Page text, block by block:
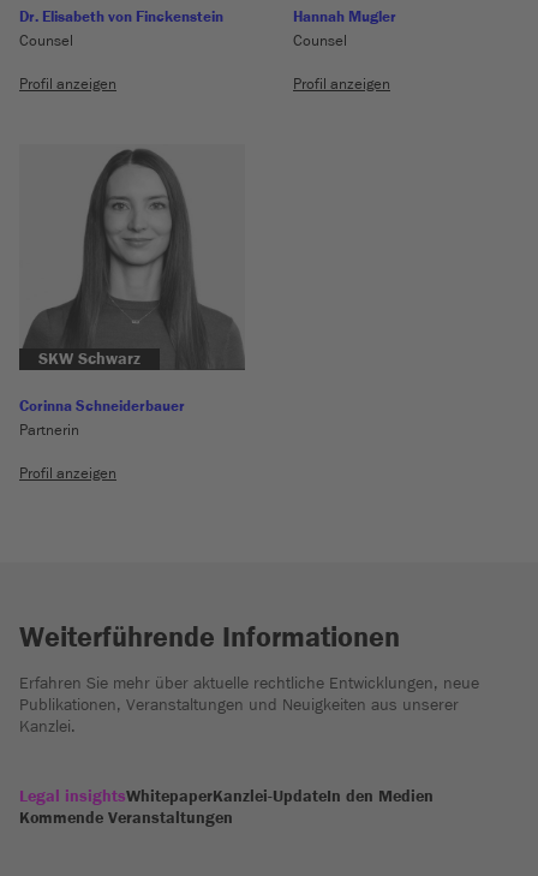
Dr. Elisabeth von Finckenstein
Counsel
Profil anzeigen
Hannah Mugler
Counsel
Profil anzeigen
SKW Schwarz
Corinna Schneiderbauer
Partnerin
Profil anzeigen
Weiterführende Informationen
Erfahren Sie mehr über aktuelle rechtliche Entwicklungen, neue
Publikationen, Veranstaltungen und Neuigkeiten aus unserer
Kanzlei.
Legal insightsWhitepaperKanzlei-UpdateIn den Medien
Kommende Veranstaltungen